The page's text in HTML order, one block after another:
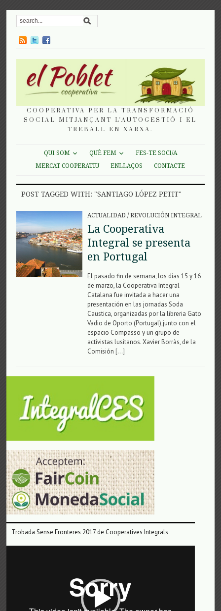
COOPERATIVA PER LA TRANSFORMACIÓ
SOCIAL MITJANÇANT L'AUTOGESTIÓ I EL
TREBALL EN XARXA.
QUI SOM QUÈ FEM
FES-TE SOCI/A
MERCAT COOPERATIU
ENLLAÇOS CONTACTE
POST TAGGED WITH: "SANTIAGO LÓPEZ PETIT"
ACTUALIDAD /REVOLUCIÓN INTEGRAL
La Cooperativa
Integral se presenta
en Portugal
El pasado fin de semana, los días 15 y 16
de marzo, la Cooperativa Integral
Catalana fue invitada a hacer una
presentación en las jornadas Soda
Caustica, organizadas por la libreria Gato
Vadio de Oporto (Portugal),junto con el
espacio Compasso y un grupo de
activistas lusitanos. Xavier Borràs, de la
Comisión […]
Trobada Sense Fronteres 2017 de Cooperatives Integrals